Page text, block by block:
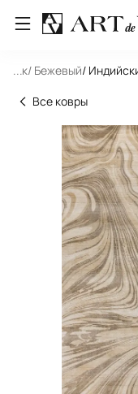
... / Бежевый/
Все ковры